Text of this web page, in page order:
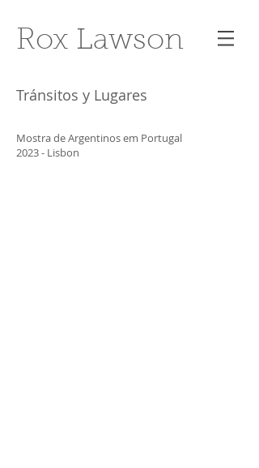
Rox Lawson
Tránsitos y Lugares
Mostra de Argentinos em Portugal
2023 - Lisbon